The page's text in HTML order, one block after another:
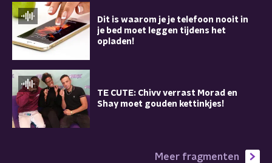
Dit is waarom je je telefoon nooit in
je bed moet leggen tijdens het
opladen!
TE CUTE: Chivv verrast Morad en
Shay moet gouden kettinkjes!
Meer fragmenten